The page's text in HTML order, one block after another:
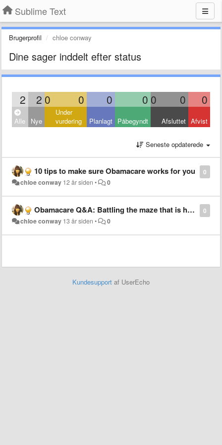
Sublime Text
Brugerprofil chloe conway
Dine sager inddelt efter status
2 2 0 0 0 0 0 0 0
Alle Nye
Under
vurdering
Planlagt Påbegyndt Afsluttet Afvist
Seneste opdaterede
0
10 tips to make sure Obamacare works for you
chloe conway 12 år siden • 0
0
Obamacare Q&A: Battling the maze that is health care
chloe conway 13 år siden • 0
Kundesupport af UserEcho